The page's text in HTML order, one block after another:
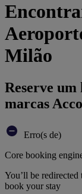
Milão
Reserve um
marcas
Erro(s de)
Core booking
You’ll be
book your stay